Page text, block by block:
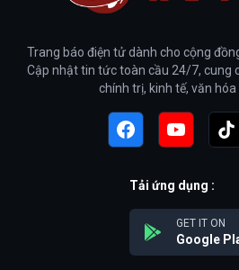
Trang báo điện tử dành cho cộng
Cập nhật tin tức toàn cầu 24/7, cung
chính trị, kinh tế, văn hóa
Tải ứng dụng :
GET IT ON
Google